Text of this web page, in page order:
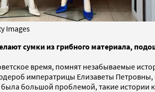
Images
сумки из грибного материала,
время, помнят незабываемые
императрицы Елизаветы
большой проблемой, такие истории